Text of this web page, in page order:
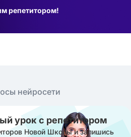
репетитором!
нейросети
урок с репетитором
Новой Школы и запишись